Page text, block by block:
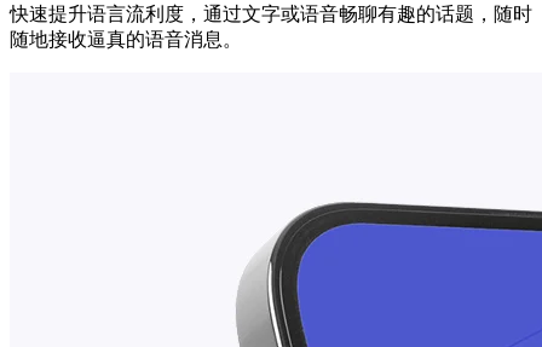
快速提升语言流利度，通过文字或语音畅聊有趣的话题，随时
随地接收逼真的语音消息。